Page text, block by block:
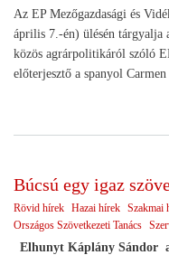
Az EP Mezőgazdasági és
április 7.-én) ülésén tárgyalja
közös agrárpolitikáról szóló
előterjesztő a spanyol
Búcsú egy igaz
Rövid hírek Hazai hírek Szakmai
Országos Szövetkezeti Tanács
Elhunyt Káplány Sándor